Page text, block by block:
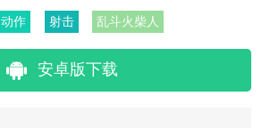
动作 射击 乱斗火柴人
安卓版下载